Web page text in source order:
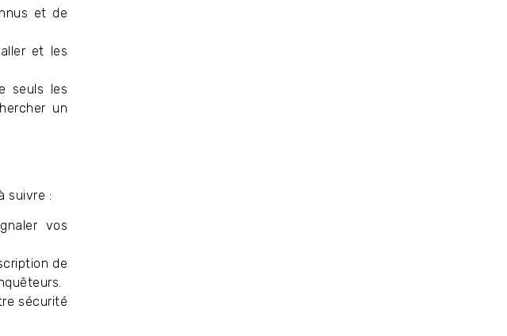
et de
et les
seuls les
un
suivre :
vos
de
sécurité